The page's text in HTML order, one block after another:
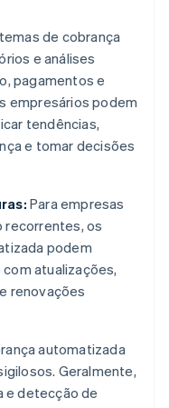
de cobrança
e análises
pagamentos e
empresários podem
tendências,
e tomar decisões
Para empresas
recorrentes, os
podem
atualizações,
renovações
automatizada
Geralmente,
e detecção de